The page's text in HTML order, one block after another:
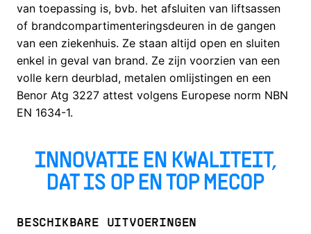
van toepassing is, bvb. het afsluiten van liftsassen
of brandcompartimenteringsdeuren in de gangen
van een ziekenhuis. Ze staan altijd open en sluiten
enkel in geval van brand. Ze zijn voorzien van een
volle kern deurblad, metalen omlijstingen en een
Benor Atg 3227 attest volgens Europese norm NBN
EN 1634-1.
INNOVATIE EN KWALITEIT,
DAT IS OP EN TOP MECOP
BESCHIKBARE UITVOERINGEN